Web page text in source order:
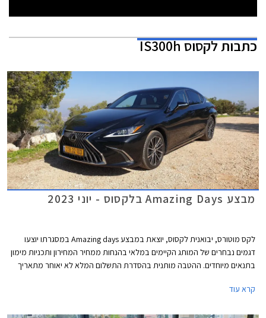
כתבותלקסוס IS300h
מבצע Amazing Days בלקסוס - יוני 2023
לקס מוטורס, יבואנית לקסוס, יוצאת במבצע Amazing days במסגרתו יוצעו
דגמים נבחרים של המותג הקיימים במלאי בהנחות ממחיר המחירון ותכניות מימון
בתנאים מיוחדים. ההטבה מותנית בהסדרת התשלום המלא לא יאוחר מתאריך
14-16 ביוני או עד גמר המלאי.
קרא עוד